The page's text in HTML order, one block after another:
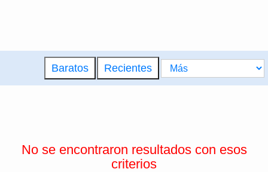
Baratos Recientes
No se encontraron resultados con esos
criterios